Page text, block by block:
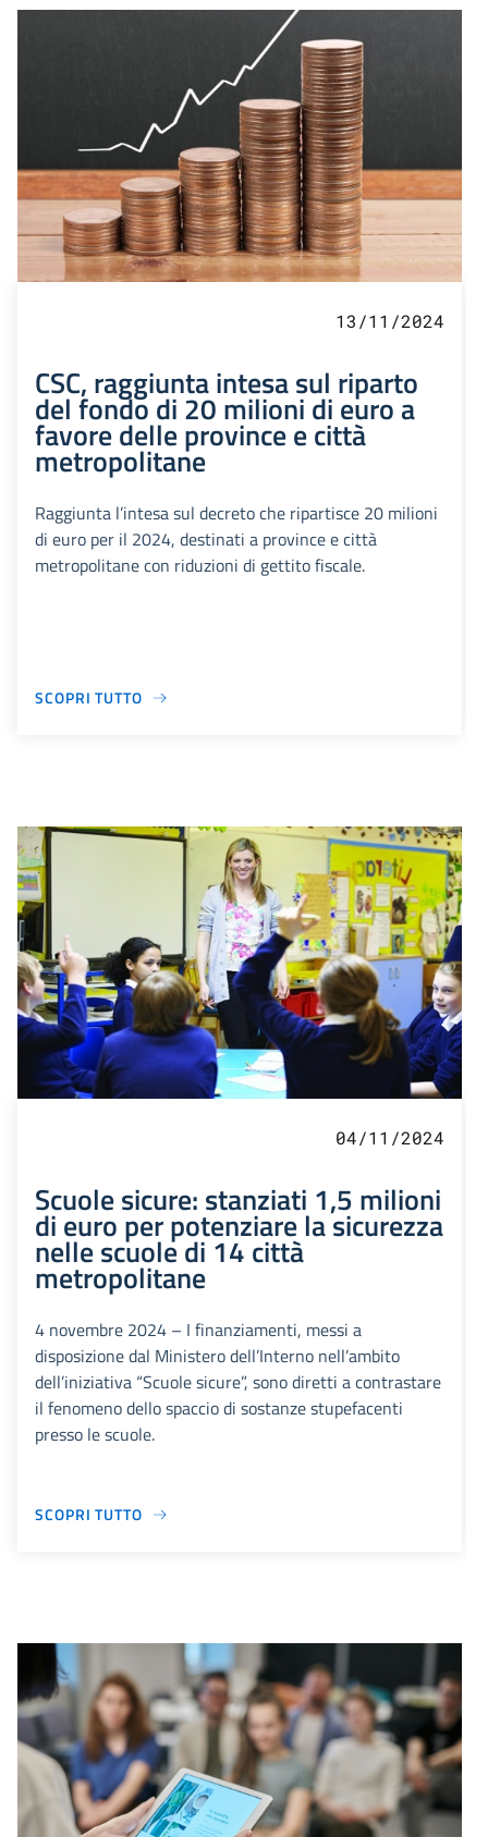
13/11/2024
CSC, raggiunta intesa sul riparto
del fondo di 20 milioni di euro a
favore delle province e città
metropolitane
Raggiunta l’intesa sul decreto che ripartisce 20 milioni
di euro per il 2024, destinati a province e città
metropolitane con riduzioni di gettito fiscale.
SCOPRI TUTTO
04/11/2024
Scuole sicure: stanziati 1,5 milioni
di euro per potenziare la sicurezza
nelle scuole di 14 città
metropolitane
4 novembre 2024 – I finanziamenti, messi a
disposizione dal Ministero dell’Interno nell’ambito
dell’iniziativa “Scuole sicure”, sono diretti a contrastare
il fenomeno dello spaccio di sostanze stupefacenti
presso le scuole.
SCOPRI TUTTO